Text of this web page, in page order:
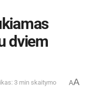
dviem
3 min skaitymo AA